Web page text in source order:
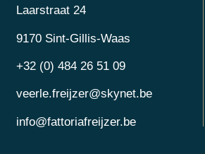
Laarstraat 24
9170 Sint-Gillis-Waas
+32 (0) 484 26 51 09
veerle.freijzer@skynet.be
info@fattoriafreijzer.be